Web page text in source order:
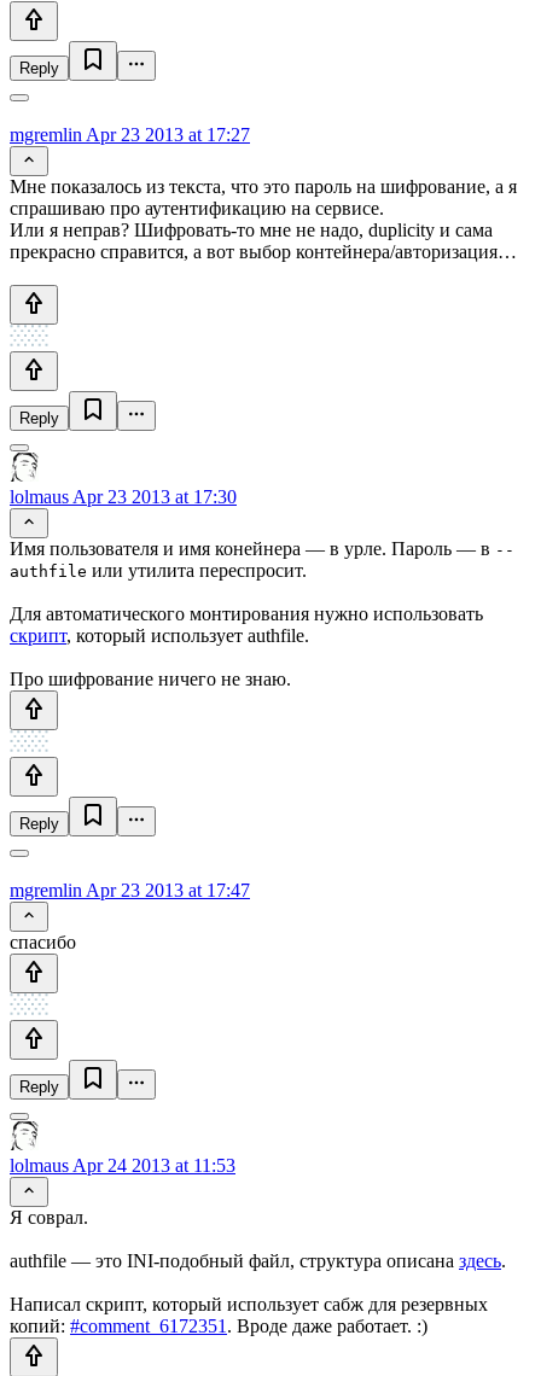
Reply
mgremlin Apr 23 2013 at 17:27
Мне показалось из текста, что это пароль на шифрование, а я
спрашиваю про аутентификацию на сервисе.
Или я неправ? Шифровать-то мне не надо, duplicity и сама
прекрасно справится, а вот выбор контейнера/авторизация…
Reply
lolmaus Apr 23 2013 at 17:30
Имя пользователя и имя конейнера — в урле. Пароль — в --
authfile или утилита переспросит.
Для автоматического монтирования нужно использовать
скрипт, который использует authfile.
Про шифрование ничего не знаю.
Reply
mgremlin Apr 23 2013 at 17:47
спасибо
Reply
lolmaus Apr 24 2013 at 11:53
Я соврал.
authfile — это INI-подобный файл, структура описана здесь.
Написал скрипт, который использует сабж для резервных
копий: #comment_6172351 . Вроде даже работает. :)